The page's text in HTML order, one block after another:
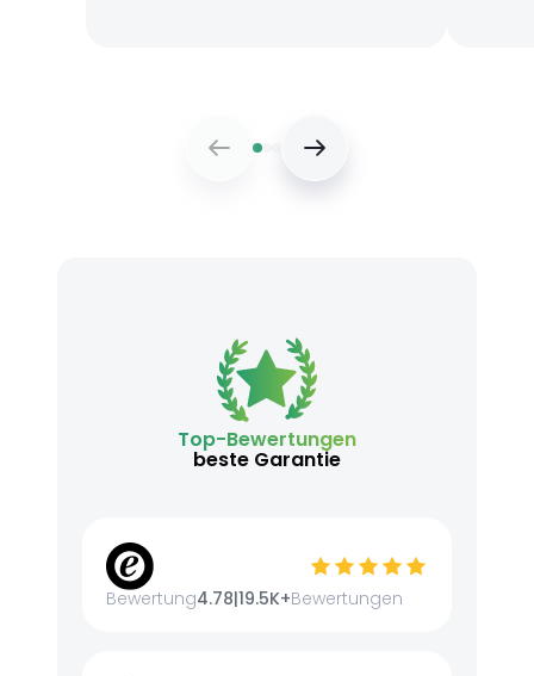
Top-Bewertungen
beste Garantie
Bewertung4.78|19.5K+Bewertungen